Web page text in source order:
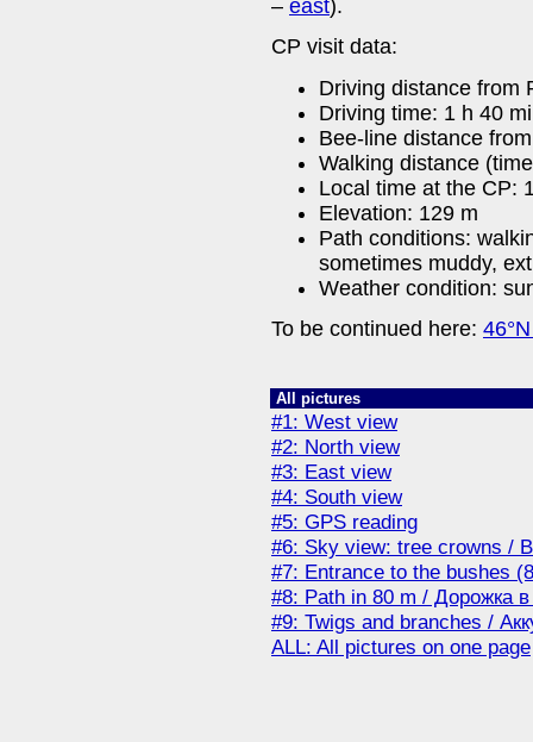
– east).
CP visit data:
Driving distance from
Driving time: 1 h 40
Bee-line distance
Walking distance
Local time at the CP:
Elevation: 129 m
Path conditions:
sometimes muddy,
Weather condition:
To be continued here:
All pictures
#1: West view
#2: North view
#3: East view
#4: South view
#5: GPS reading
#6: Sky view: tree crowns /
#7: Entrance to the bushes
#8: Path in 80 m / Дорожка
#9: Twigs and branches /
ALL: All pictures on one page